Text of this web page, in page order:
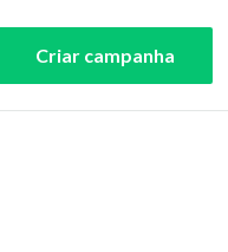
Criar campanha